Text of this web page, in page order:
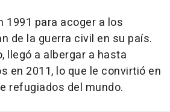
1991 para acoger a los
de la guerra civil en su país.
llegó a albergar a hasta
en 2011, lo que le convirtió en
refugiados del mundo.